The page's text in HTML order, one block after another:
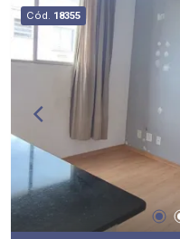
Cód. 18355